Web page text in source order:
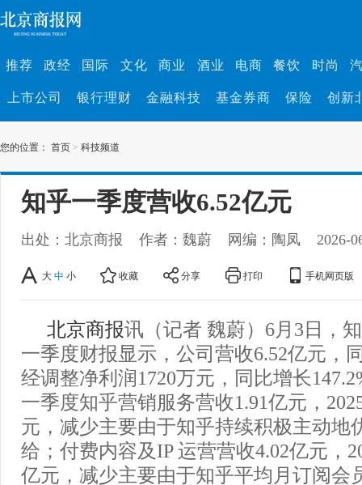
推荐 政经 国际 文化 商业 酒业 电商 餐饮 时尚
上市公司 银行理财 金融科技 基金券商 保险 创新
您的位置： 首页 > 科技频道
知乎一季度营收6.52亿元
出处：北京商报 作者：魏蔚 网编：陶凤 2026-
大 中 小 收藏 分享 打印 手机网页版
北京商报讯（记者 魏蔚）6月3日，
一季度财报显示，公司营收6.52亿元，
经调整净利润1720万元，同比增长
一季度知乎营销服务营收1.91亿元，
元，减少主要由于知乎持续积极主动地
给；付费内容及IP 运营营收4.02亿元，
亿元，减少主要由于知乎平均月订阅会